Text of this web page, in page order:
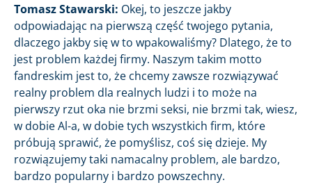
Tomasz Stawarski: Okej, to jeszcze jakby
odpowiadając na pierwszą część twojego pytania,
dlaczego jakby się w to wpakowaliśmy? Dlatego, że to
jest problem każdej firmy. Naszym takim motto
fandreskim jest to, że chcemy zawsze rozwiązywać
realny problem dla realnych ludzi i to może na
pierwszy rzut oka nie brzmi seksi, nie brzmi tak, wiesz,
w dobie Al-a, w dobie tych wszystkich firm, które
próbują sprawić, że pomyślisz, coś się dzieje. My
rozwiązujemy taki namacalny problem, ale bardzo,
bardzo popularny i bardzo powszechny.